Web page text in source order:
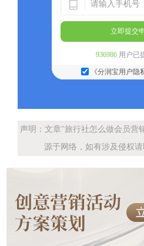
立即提交
936986用户已
《分润宝用户隐
声明：文章"旅行社怎么做会员营
源于网络，如有涉及侵权请